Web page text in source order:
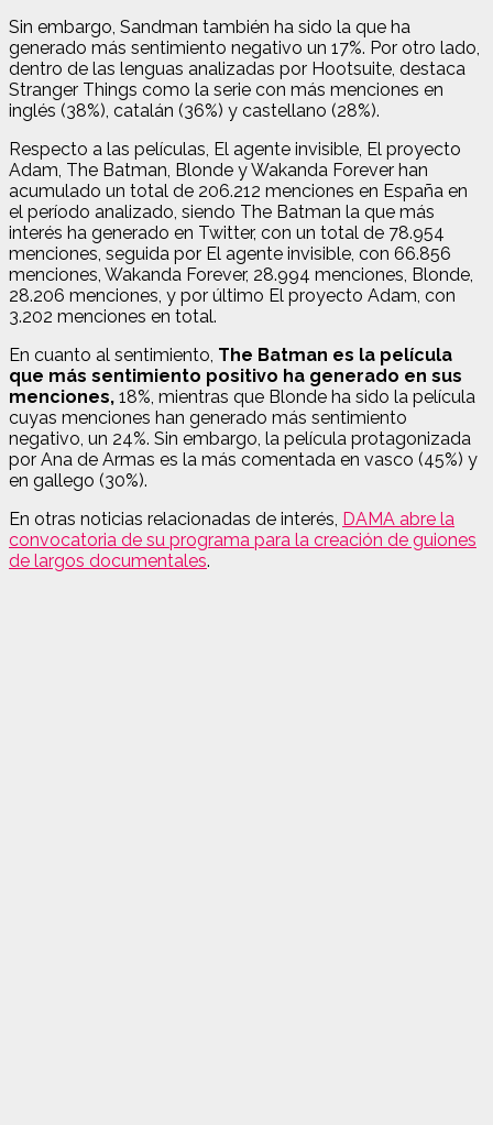
Sin embargo, Sandman también ha sido la que ha
generado más sentimiento negativo un 17%. Por otro lado,
dentro de las lenguas analizadas por Hootsuite, destaca
Stranger Things como la serie con más menciones en
inglés (38%), catalán (36%) y castellano (28%).
Respecto a las películas, El agente invisible, El proyecto
Adam, The Batman, Blonde y Wakanda Forever han
acumulado un total de 206.212 menciones en España en
el período analizado, siendo The Batman la que más
interés ha generado en Twitter, con un total de 78.954
menciones, seguida por El agente invisible, con 66.856
menciones, Wakanda Forever, 28.994 menciones, Blonde,
28.206 menciones, y por último El proyecto Adam, con
3.202 menciones en total.
En cuanto al sentimiento, The Batman es la película
que más sentimiento positivo ha generado en sus
menciones, 18%, mientras que Blonde ha sido la película
cuyas menciones han generado más sentimiento
negativo, un 24%. Sin embargo, la película protagonizada
por Ana de Armas es la más comentada en vasco (45%) y
en gallego (30%).
En otras noticias relacionadas de interés, DAMA abre la
convocatoria de su programa para la creación de guiones
de largos documentales.